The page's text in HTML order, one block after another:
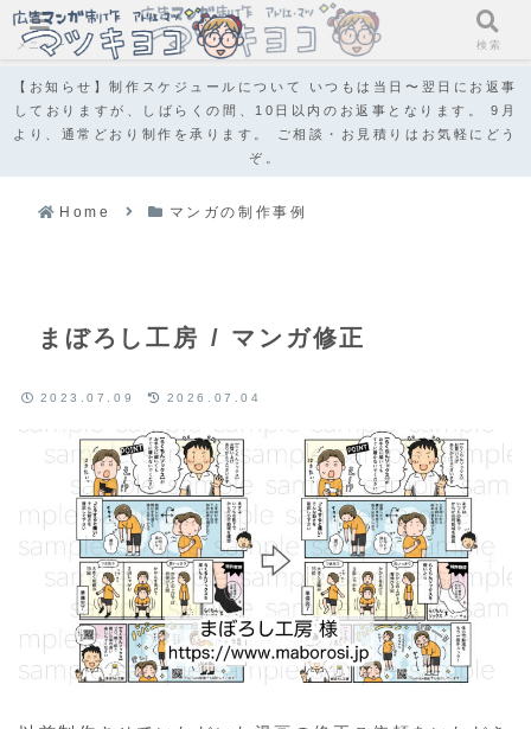
【お知らせ】制作スケジュールについて いつもは当日〜翌日にお返事
しておりますが、しばらくの間、10日以内のお返事となります。 9月
より、通常どおり制作を承ります。 ご相談・お見積りはお気軽にどう
ぞ。
Home マンガの制作事例
まぼろし工房 / マンガ修正
2023.07.09 2026.07.04
メニュー 検索